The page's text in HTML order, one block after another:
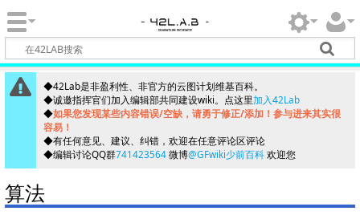
◆42Lab是非盈利性、非官方的云图计划维基百科。
◆诚邀指挥官们加入编辑部共同建设wiki。点这里加入42Lab
◆如果您发现某些内容错误/空缺，请勇于修正/添加！参与进来其实很
容易！
◆有任何意见、建议、纠错，欢迎在任意评论区评论
◆编辑讨论QQ群741423564微博@GFwiki少前百科欢迎您
算法